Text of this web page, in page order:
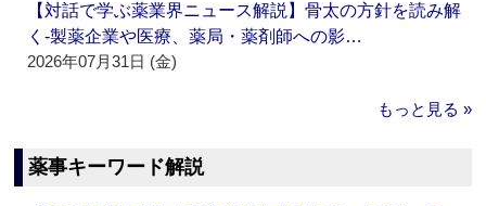
【対話で学ぶ薬業界ニュース解説】骨太の方針を読み解
く‐製薬企業や医療、薬局・薬剤師への影…
2026年07月31日 (金)
もっと見る »
薬事キーワード解説